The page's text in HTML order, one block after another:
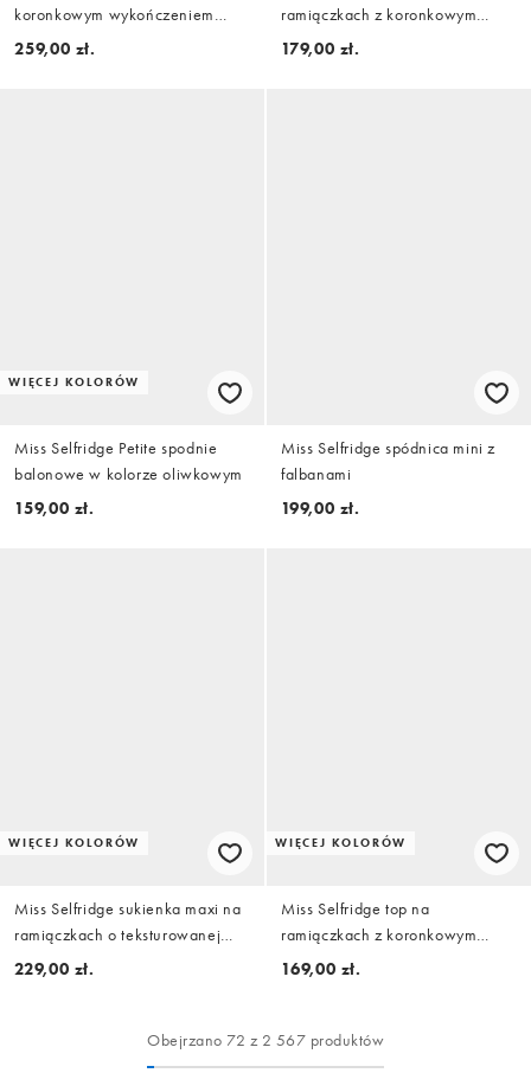
koronkowym wykończeniem
mankietów w czerni
259,00 zł.
ramiączkach z koronkowym
wykończeniem we wzór
179,00 zł.
WIĘCEJ KOLORÓW
Miss Selfridge Petite spodnie
balonowe w kolorze oliwkowym
159,00 zł.
Miss Selfridge spódnica mini z
falbanami
199,00 zł.
WIĘCEJ KOLORÓW
Miss Selfridge sukienka maxi na
ramiączkach o teksturowanej
fakturze w kolorze kremowym
229,00 zł.
WIĘCEJ KOLORÓW
Miss Selfridge top na
ramiączkach z koronkowym
wykończeniem i kokardką w
169,00 zł.
Obejrzano 72 z 2 567 produktów